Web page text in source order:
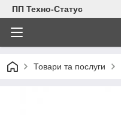
ПП Техно-Статус
Товари та послуги